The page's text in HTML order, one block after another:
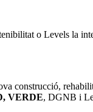
o Levels la
construcció,
VERDE, DGNB i